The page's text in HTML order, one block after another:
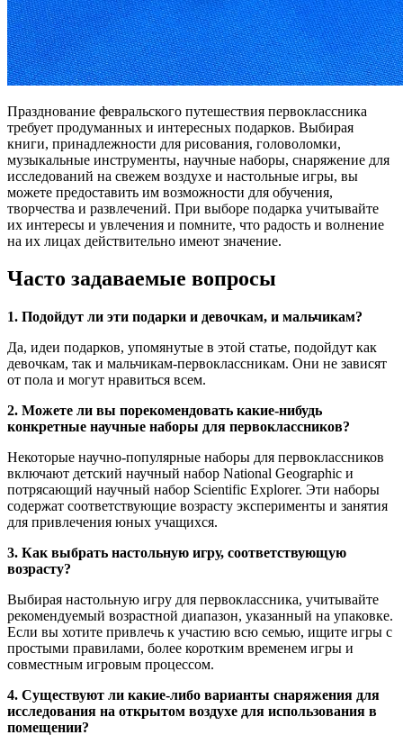
Празднование февральского путешествия первоклассника
требует продуманных и интересных подарков. Выбирая
книги, принадлежности для рисования, головоломки,
музыкальные инструменты, научные наборы, снаряжение для
исследований на свежем воздухе и настольные игры, вы
можете предоставить им возможности для обучения,
творчества и развлечений. При выборе подарка учитывайте
их интересы и увлечения и помните, что радость и волнение
на их лицах действительно имеют значение.
Часто задаваемые вопросы
1. Подойдут ли эти подарки и девочкам, и мальчикам?
Да, идеи подарков, упомянутые в этой статье, подойдут как
девочкам, так и мальчикам-первоклассникам. Они не зависят
от пола и могут нравиться всем.
2. Можете ли вы порекомендовать какие-нибудь
конкретные научные наборы для первоклассников?
Некоторые научно-популярные наборы для первоклассников
включают детский научный набор National Geographic и
потрясающий научный набор Scientific Explorer. Эти наборы
содержат соответствующие возрасту эксперименты и занятия
для привлечения юных учащихся.
3. Как выбрать настольную игру, соответствующую
возрасту?
Выбирая настольную игру для первоклассника, учитывайте
рекомендуемый возрастной диапазон, указанный на упаковке.
Если вы хотите привлечь к участию всю семью, ищите игры с
простыми правилами, более коротким временем игры и
совместным игровым процессом.
4. Существуют ли какие-либо варианты снаряжения для
исследования на открытом воздухе для использования в
помещении?